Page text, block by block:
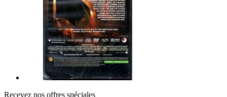
Recevez nos offres spéciales